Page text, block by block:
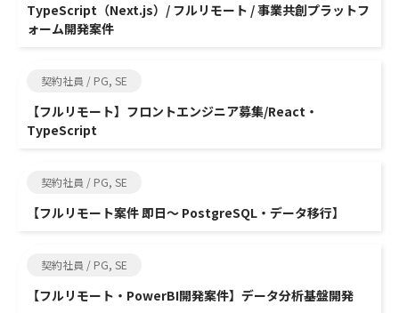
TypeScript（Next.js）/ フルリモート / 事業共創プラットフ
ォーム開発案件
契約社員 / PG, SE
【フルリモート】フロントエンジニア募集/React・
TypeScript
契約社員 / PG, SE
【フルリモート案件 即日～ PostgreSQL・データ移行】
契約社員 / PG, SE
【フルリモート・PowerBI開発案件】データ分析基盤開発